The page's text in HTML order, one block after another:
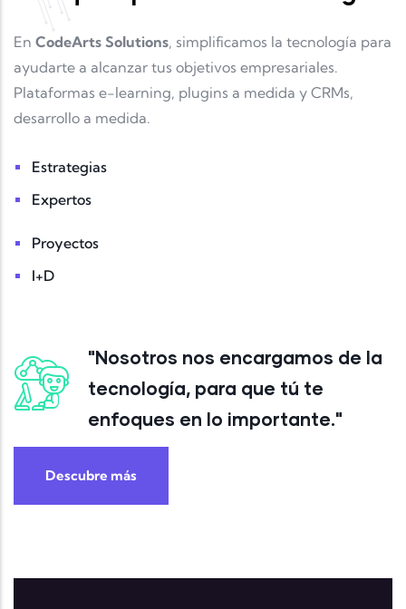
En CodeArts Solutions, simplificamos la tecnología para
ayudarte a alcanzar tus objetivos empresariales.
Plataformas e-learning, plugins a medida y CRMs,
desarrollo a medida.
Estrategias
Expertos
Proyectos
I+D
"Nosotros nos encargamos de la
tecnología, para que tú te
enfoques en lo importante."
Descubre más